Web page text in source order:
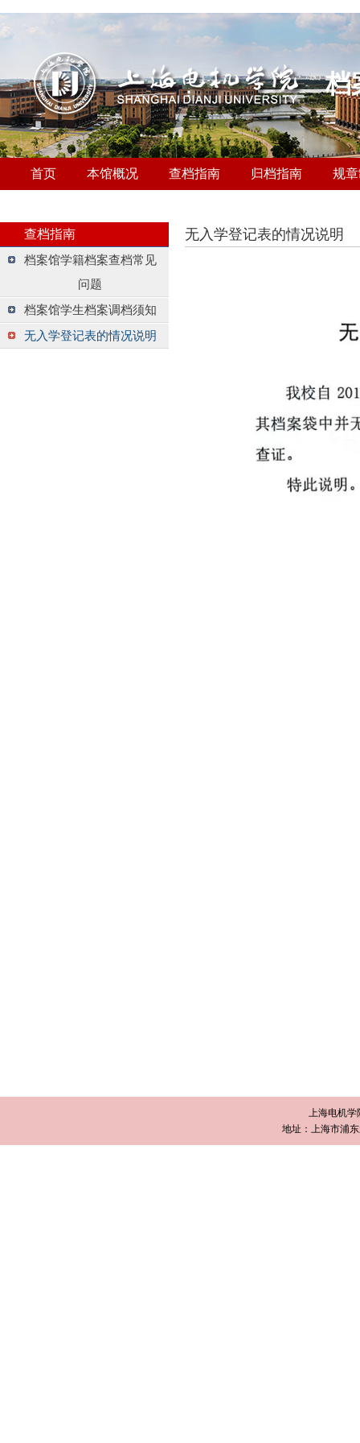
档
首页 本馆概况 查档指南 归档指南 规
查档指南
档案馆学籍档案查档常见
问题
档案馆学生档案调档须知
无入学登记表的情况说明
无入学登记表的情况说明
上海电机
地址：上海市浦